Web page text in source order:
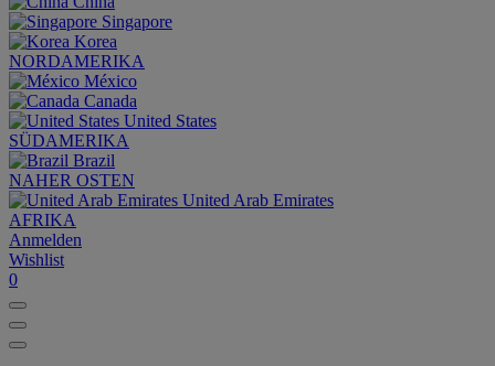
Singapore
Korea
NORDAMERIKA
México
Canada
United States
SÜDAMERIKA
Brazil
NAHER OSTEN
United Arab Emirates
AFRIKA
Anmelden
Wishlist
0